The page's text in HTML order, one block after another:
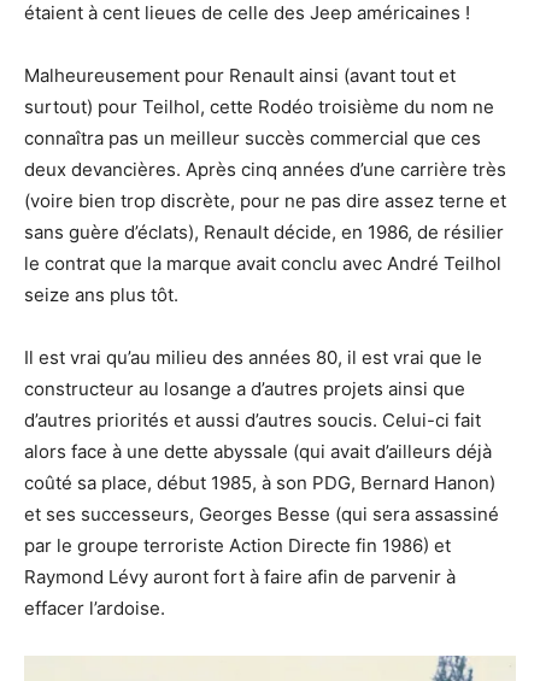
étaient à cent lieues de celle des Jeep américaines !
Malheureusement pour Renault ainsi (avant tout et
surtout) pour Teilhol, cette Rodéo troisième du nom ne
connaîtra pas un meilleur succès commercial que ces
deux devancières. Après cinq années d’une carrière très
(voire bien trop discrète, pour ne pas dire assez terne et
sans guère d’éclats), Renault décide, en 1986, de résilier
le contrat que la marque avait conclu avec André Teilhol
seize ans plus tôt.
Il est vrai qu’au milieu des années 80, il est vrai que le
constructeur au losange a d’autres projets ainsi que
d’autres priorités et aussi d’autres soucis. Celui-ci fait
alors face à une dette abyssale (qui avait d’ailleurs déjà
coûté sa place, début 1985, à son PDG, Bernard Hanon)
et ses successeurs, Georges Besse (qui sera assassiné
par le groupe terroriste Action Directe fin 1986) et
Raymond Lévy auront fort à faire afin de parvenir à
effacer l’ardoise.